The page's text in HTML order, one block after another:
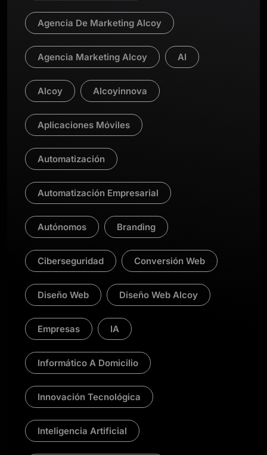
Agencia De Marketing Alcoy
Agencia Marketing Alcoy AI
Alcoy Alcoyinnova
Aplicaciones Móviles
Automatización
Automatización Empresarial
Autónomos Branding
Ciberseguridad Conversión Web
Diseño Web Diseño Web Alcoy
Empresas IA
Informático A Domicilio
Innovación Tecnológica
Inteligencia Artificial